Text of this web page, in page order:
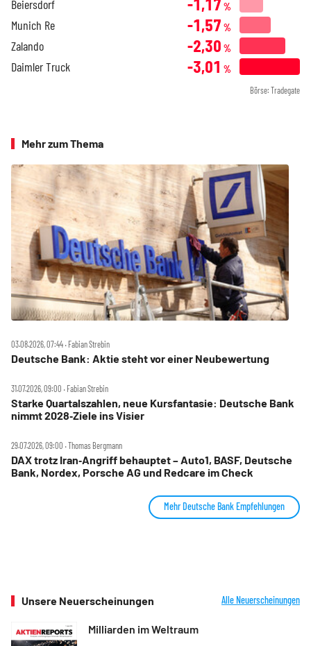
Beiersdorf %
Munich Re -1,57 %
Zalando -2,30 %
Daimler Truck -3,01 %
Börse: Tradegate
Mehr zum Thema
03.08.2026, 07:44 ‧ Fabian Strebin
Deutsche Bank: Aktie steht vor einer Neubewertung
31.07.2026, 09:00 ‧ Fabian Strebin
Starke Quartalszahlen, neue Kursfantasie: Deutsche Bank
nimmt 2028‑Ziele ins Visier
29.07.2026, 09:00 ‧ Thomas Bergmann
DAX trotz Iran‑Angriff behauptet – Auto1, BASF, Deutsche
Bank, Nordex, Porsche AG und Redcare im Check
Mehr Deutsche Bank Empfehlungen
Unsere Neuerscheinungen Alle Neuerscheinungen
Milliarden im Weltraum